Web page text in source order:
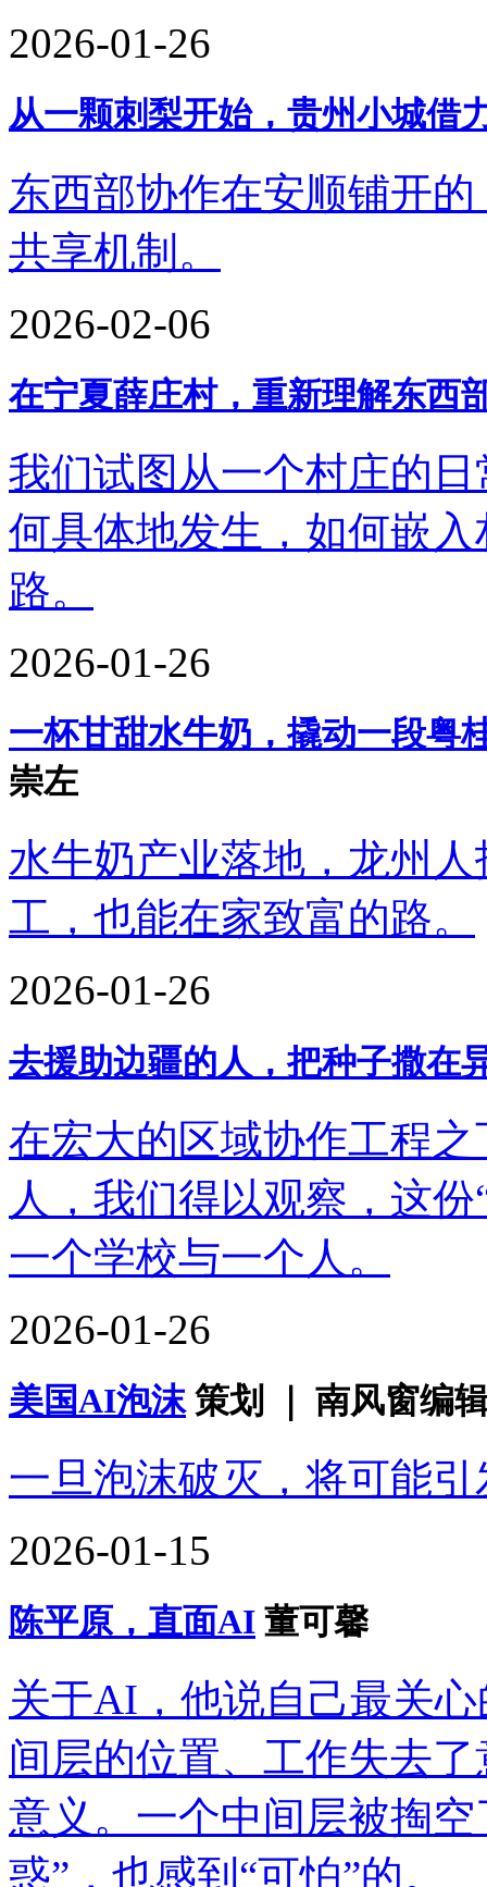
2026-01-26
从一颗刺梨开始，贵州小城借
东西部协作在安顺铺开
共享机制。
2026-02-06
在宁夏薛庄村，重新理解东西
我们试图从一个村庄的
何具体地发生，如何嵌
路。
2026-01-26
一杯甘甜水牛奶，撬动一段粤
崇左
水牛奶产业落地，龙州
工，也能在家致富的路。
2026-01-26
去援助边疆的人，把种子撒在
在宏大的区域协作工程
人，我们得以观察，这
一个学校与一个人。
2026-01-26
美国AI泡沫 策划 ｜ 南风窗编
一旦泡沫破灭，将可能
2026-01-15
陈平原，直面AI 董可馨
关于AI，他说自己最关
间层的位置、工作失去
意义。一个中间层被掏
惑”，也感到“可怕”的。